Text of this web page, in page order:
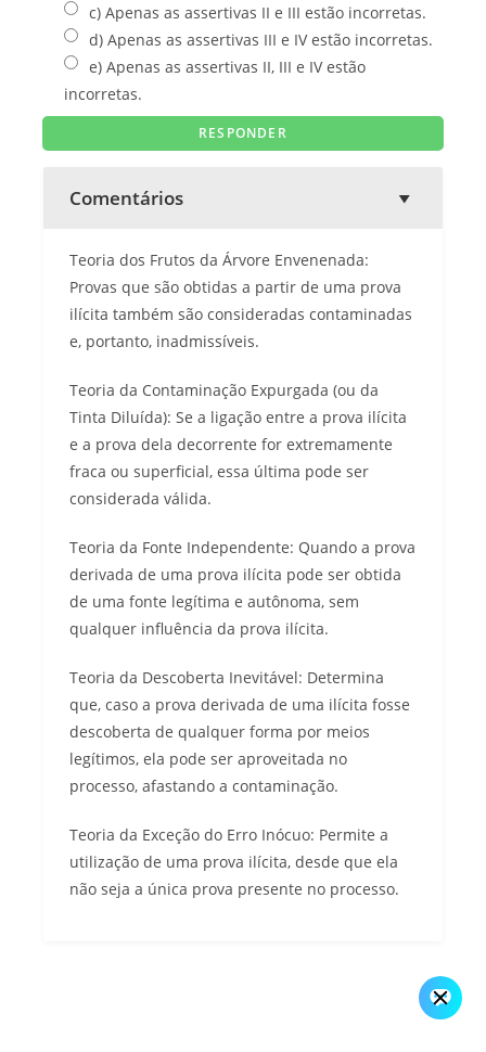
c) Apenas as assertivas II e III estão incorretas.
d) Apenas as assertivas III e IV estão incorretas.
e) Apenas as assertivas II, III e IV estão
incorretas.
Comentários
Teoria dos Frutos da Árvore Envenenada:
Provas que são obtidas a partir de uma prova
ilícita também são consideradas contaminadas
e, portanto, inadmissíveis.
Teoria da Contaminação Expurgada (ou da
Tinta Diluída): Se a ligação entre a prova ilícita
e a prova dela decorrente for extremamente
fraca ou superficial, essa última pode ser
considerada válida.
Teoria da Fonte Independente: Quando a prova
derivada de uma prova ilícita pode ser obtida
de uma fonte legítima e autônoma, sem
qualquer influência da prova ilícita.
Teoria da Descoberta Inevitável: Determina
que, caso a prova derivada de uma ilícita fosse
descoberta de qualquer forma por meios
legítimos, ela pode ser aproveitada no
processo, afastando a contaminação.
Teoria da Exceção do Erro Inócuo: Permite a
utilização de uma prova ilícita, desde que ela
não seja a única prova presente no processo.